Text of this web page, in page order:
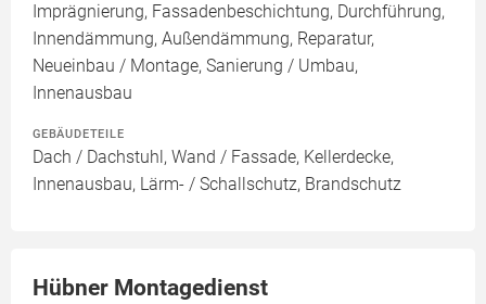
Imprägnierung, Fassadenbeschichtung, Durchführung,
Innendämmung, Außendämmung, Reparatur,
Neueinbau / Montage, Sanierung / Umbau,
Innenausbau
GEBÄUDETEILE
Dach / Dachstuhl, Wand / Fassade, Kellerdecke,
Innenausbau, Lärm- / Schallschutz, Brandschutz
Hübner Montagedienst